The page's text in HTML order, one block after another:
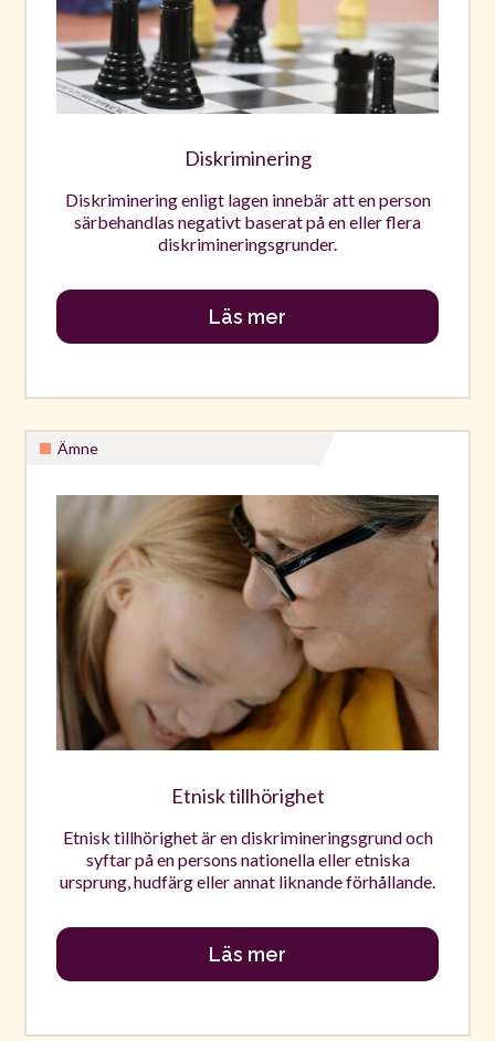
Diskriminering
Diskriminering enligt lagen innebär att en person
särbehandlas negativt baserat på en eller flera
diskrimineringsgrunder.
Läs mer
Ämne
Etnisk tillhörighet
Etnisk tillhörighet är en diskrimineringsgrund och
syftar på en persons nationella eller etniska
ursprung, hudfärg eller annat liknande förhållande.
Läs mer